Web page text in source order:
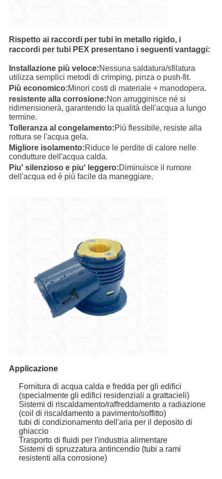
Rispetto ai raccordi per tubi in metallo rigido, i
raccordi per tubi PEX presentano i seguenti vantaggi:
Installazione più veloce:Nessuna saldatura/sfilatura
utilizza semplici metodi di crimping, pinza o push-fit.
Più economico:Minori costi di materiale + manodopera.
resistente alla corrosione:Non arrugginisce né si
ridimensionerà, garantendo la qualità dell'acqua a lungo
termine.
Tolleranza al congelamento:Più flessibile, resiste alla
rottura se l'acqua gela.
Migliore isolamento:Riduce le perdite di calore nelle
condutture dell'acqua calda.
Piu' silenzioso e piu' leggero:Diminuisce il rumore
dell'acqua ed è più facile da maneggiare.
Applicazione
Fornitura di acqua calda e fredda per gli edifici
(specialmente gli edifici residenziali a grattacieli)
Sistemi di riscaldamento/raffreddamento a radiazione
(coil di riscaldamento a pavimento/soffitto)
tubi di condizionamento dell'aria per il deposito di
ghiaccio
Trasporto di fluidi per l'industria alimentare
Sistemi di spruzzatura antincendio (tubi a rami
resistenti alla corrosione)